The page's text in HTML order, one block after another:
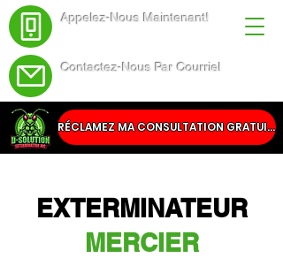
RÉCLAMEZ MA CONSULTATION GRATUITE
Appelez-Nous Maintenant!
Contactez-Nous Par Courriel
EXTERMINATEUR
MERCIER